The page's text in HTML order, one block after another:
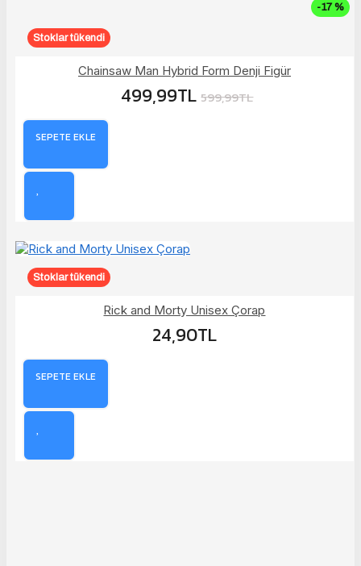
-17 %
Stoklar tükendi
Chainsaw Man Hybrid Form Denji Figür
499,99TL 599,99TL
SEPETE EKLE
Stoklar tükendi
Rick and Morty Unisex Çorap
24,90TL
SEPETE EKLE